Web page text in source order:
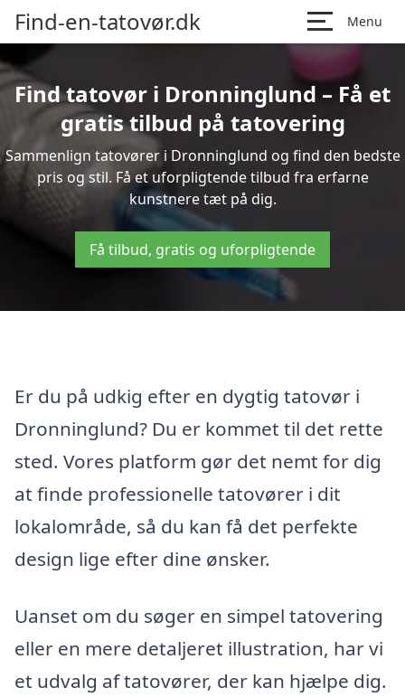
Find-en-tatovør.dk Menu
Find tatovør i Dronninglund – Få et
gratis tilbud på tatovering
Sammenlign tatovører i Dronninglund og find den bedste
pris og stil. Få et uforpligtende tilbud fra erfarne
kunstnere tæt på dig.
Få tilbud, gratis og uforpligtende
Er du på udkig efter en dygtig tatovør i
Dronninglund? Du er kommet til det rette
sted. Vores platform gør det nemt for dig
at finde professionelle tatovører i dit
lokalområde, så du kan få det perfekte
design lige efter dine ønsker.
Uanset om du søger en simpel tatovering
eller en mere detaljeret illustration, har vi
et udvalg af tatovører, der kan hjælpe dig.